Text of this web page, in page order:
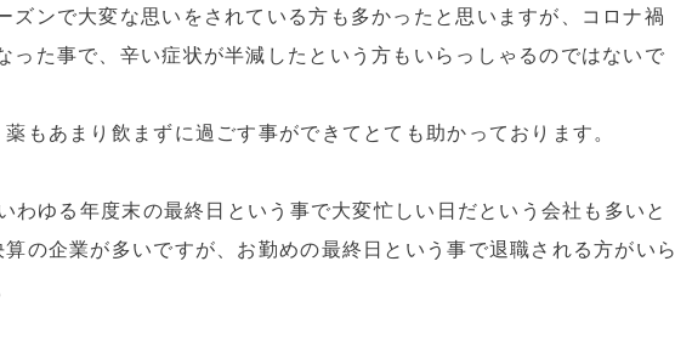
ズンで大変な思いをされている方も多かったと思いますが、コロナ禍
った事で、辛い症状が半減したという方もいらっしゃるのではないで
もあまり飲まずに過ごす事ができてとても助かっております。
わゆる年度末の最終日という事で大変忙しい日だという会社も多いと
の企業が多いですが、お勤めの最終日という事で退職される方がいら